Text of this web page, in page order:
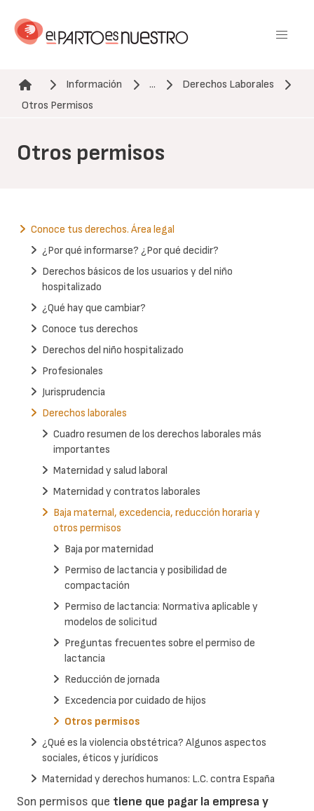
contenido
Ruta de navegación
Información ...
Derechos Laborales
Otros Permisos
Otros permisos
Son permisos que tiene que pagar la empresa y
Conoce tus derechos. Área legal
¿Por qué informarse? ¿Por qué decidir?
Derechos básicos de los usuarios y del niño
hospitalizado
¿Qué hay que cambiar?
Conoce tus derechos
Derechos del niño hospitalizado
Profesionales
Jurisprudencia
Derechos laborales
Cuadro resumen de los derechos laborales más
importantes
Maternidad y salud laboral
Maternidad y contratos laborales
Baja maternal, excedencia, reducción horaria y
otros permisos
Baja por maternidad
Permiso de lactancia y posibilidad de
compactación
Permiso de lactancia: Normativa aplicable y
modelos de solicitud
Preguntas frecuentes sobre el permiso de
lactancia
Reducción de jornada
Excedencia por cuidado de hijos
Otros permisos
¿Qué es la violencia obstétrica? Algunos aspectos
sociales, éticos y jurídicos
Maternidad y derechos humanos: L.C. contra España